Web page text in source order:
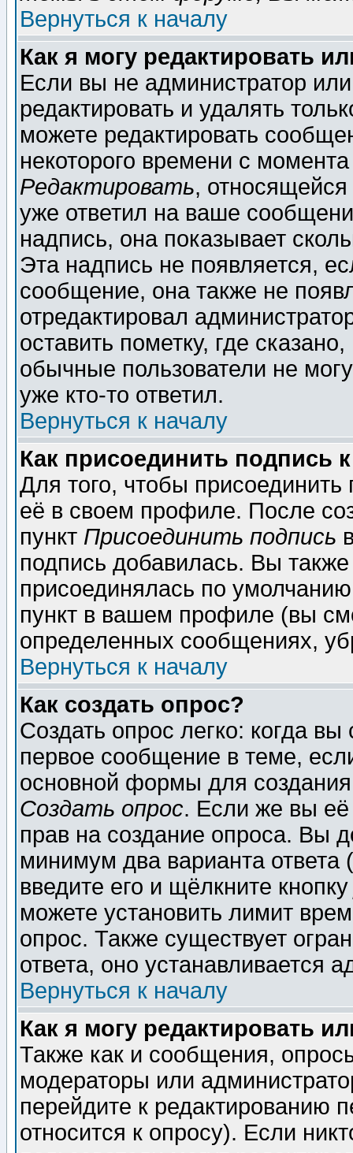
Вернуться к началу
Как я могу редактировать
Если вы не администратор
редактировать и удалять
можете редактировать
некоторого времени с
Редактировать,
уже ответил на ваше
надпись, она показывает
Эта надпись не появляется,
сообщение, она также не
отредактировал
оставить пометку, где
обычные пользователи не
уже кто-то ответил.
Вернуться к началу
Как присоединить подпись
Для того, чтобы
её в своем профиле. После
пункт Присоединить подпись
подпись добавилась. Вы
присоединялась по
пункт в вашем профиле (вы
определенных сообщениях,
Вернуться к началу
Как создать опрос?
Создать опрос легко: когда
первое сообщение в теме,
основной формы для
Создать опрос. Если же вы её
прав на создание опроса. Вы
минимум два варианта ответа
введите его и щёлкните
можете установить лимит
опрос. Также существует
ответа, оно устанавливается
Вернуться к началу
Как я могу редактировать
Также как и сообщения,
модераторы или
перейдите к редактированию
относится к опросу). Если